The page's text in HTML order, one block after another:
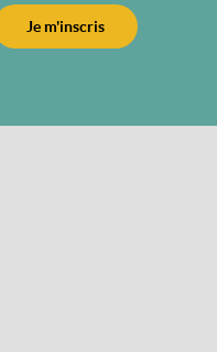
Je m'inscris